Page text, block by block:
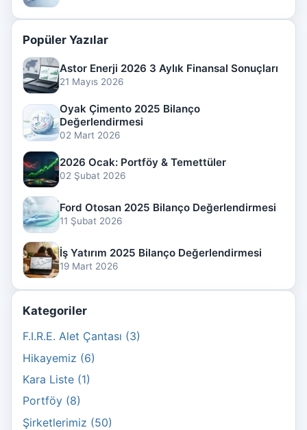
Popüler Yazılar
Astor Enerji 2026 3 Aylık Finansal Sonuçları
21 Mayıs 2026
Oyak Çimento 2025 Bilanço
Değerlendirmesi
02 Mart 2026
2026 Ocak: Portföy & Temettüler
02 Şubat 2026
Ford Otosan 2025 Bilanço Değerlendirmesi
11 Şubat 2026
İş Yatırım 2025 Bilanço Değerlendirmesi
19 Mart 2026
Kategoriler
F.I.R.E. Alet Çantası (3)
Hikayemiz (6)
Kara Liste (1)
Portföy (8)
Şirketlerimiz (50)